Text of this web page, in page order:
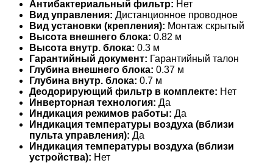
Антибактериальный фильтр: Нет
Вид управления: Дистанционное проводное
Вид установки (крепления): Монтаж скрытый
Высота внешнего блока: 0.82 м
Высота внутр. блока: 0.3 м
Гарантийный документ: Гарантийный талон
Глубина внешнего блока: 0.37 м
Глубина внутр. блока: 0.7 м
Деодорирующий фильтр в комплекте: Нет
Инверторная технология: Да
Индикация режимов работы: Да
Индикация температуры воздуха (вблизи
пульта управления): Да
Индикация температуры воздуха (вблизи
устройства): Нет